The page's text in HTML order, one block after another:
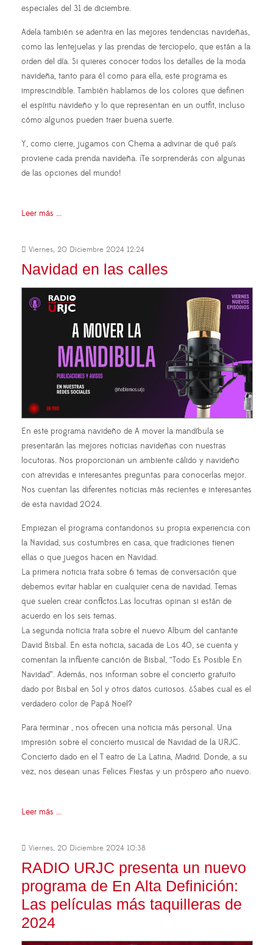
especiales del 31 de diciembre.
Adela también se adentra en las mejores tendencias navideñas,
como las lentejuelas y las prendas de terciopelo, que están a la
orden del día. Si quieres conocer todos los detalles de la moda
navideña, tanto para él como para ella, este programa es
imprescindible. También hablamos de los colores que definen
el espíritu navideño y lo que representan en un outfit, incluso
cómo algunos pueden traer buena suerte.
Y, como cierre, jugamos con Chema a adivinar de qué país
proviene cada prenda navideña. ¡Te sorprenderás con algunas
de las opciones del mundo!
Leer más ...
Viernes, 20 Diciembre 2024 12:24
Navidad en las calles
En este programa navideño de A mover la mandíbula se
presentarán las mejores noticias navideñas con nuestras
locutoras. Nos proporcionan un ambiente cálido y navideño
con atrevidas e interesantes preguntas para conocerlas mejor.
Nos cuentan las diferentes noticias más recientes e interesantes
de esta navidad 2024.
Empiezan el programa contandonos su propia experiencia con
la Navidad, sus costumbres en casa, que tradiciones tienen
ellas o que juegos hacen en Navidad.
La primera noticia trata sobre 6 temas de conversación que
debemos evitar hablar en cualquier cena de navidad. Temas
que suelen crear conflictos.Las locutras opinan si están de
acuerdo en los seis temas.
La segunda noticia trata sobre el nuevo Album del cantante
David Bisbal. En esta noticia, sacada de Los 40, se cuenta y
comentan la influente canción de Bisbal, “Todo Es Posible En
Navidad”. Además, nos informan sobre el concierto gratuito
dado por Bisbal en Sol y otros datos curiosos. ¿Sabes cual es el
verdadero color de Papá Noel?
Para terminar , nos ofrecen una noticia más personal. Una
impresión sobre el concierto musical de Navidad de la URJC.
Concierto dado en el T eatro de La Latina, Madrid. Donde, a su
vez, nos desean unas Felices Fiestas y un próspero año nuevo.
Leer más ...
Viernes, 20 Diciembre 2024 10:38
RADIO URJC presenta un nuevo
programa de En Alta Definición:
Las películas más taquilleras de
2024